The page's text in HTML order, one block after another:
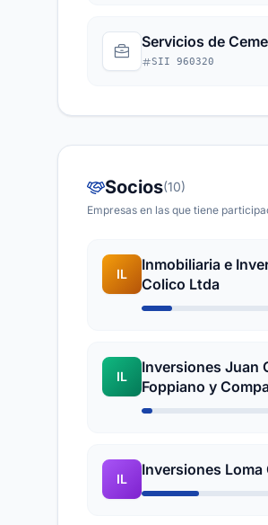
Servicios de
SII 960320
Socios(10)
Empresas en las que tiene
IL
Inmobiliaria e
Colico Ltda
IL
Inversiones Juan
Foppiano y
IL
Inversiones